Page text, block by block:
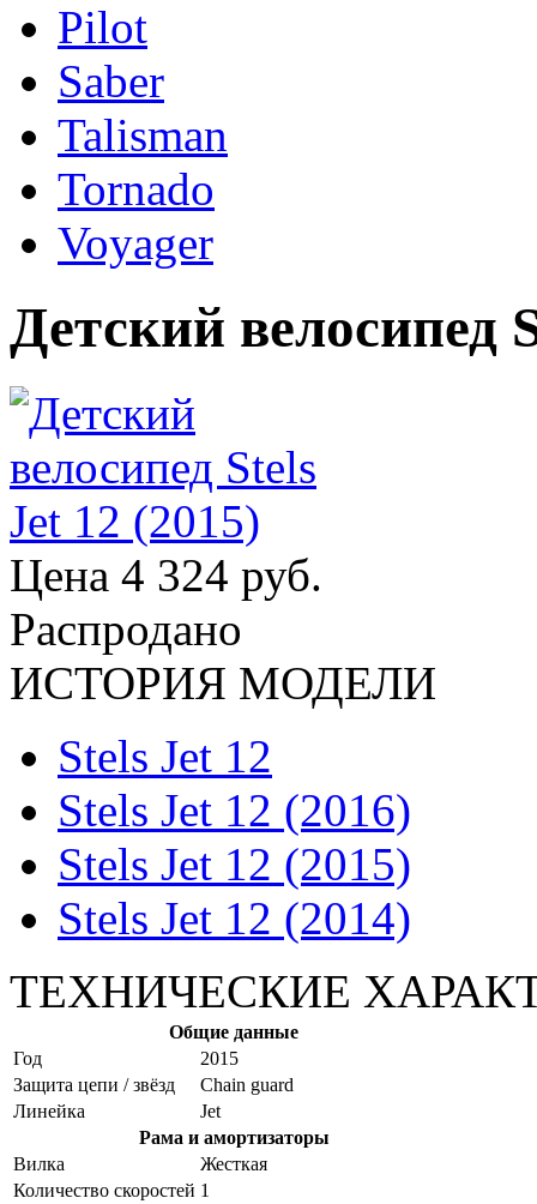
Pilot
Saber
Talisman
Tornado
Voyager
Детский велосипед
Цена 4 324 руб.
Распродано
ИСТОРИЯ МОДЕЛИ
Stels Jet 12
Stels Jet 12 (2016)
Stels Jet 12 (2015)
Stels Jet 12 (2014)
ТЕХНИЧЕСКИЕ
Общие данные
Год
2015
Защита цепи / звёзд
Chain guard
Линейка
Jet
Рама и амортизаторы
Вилка
Жесткая
Количество скоростей 1